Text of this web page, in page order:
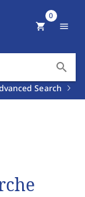
search
Search
shopping_cart
0
menu